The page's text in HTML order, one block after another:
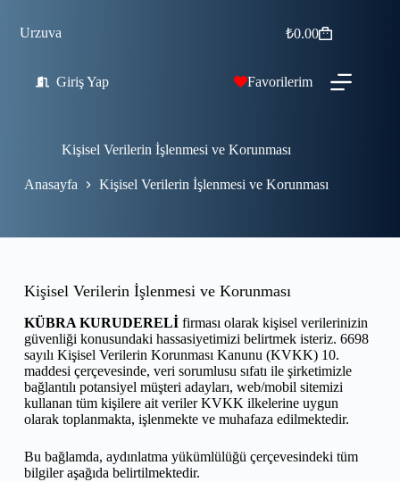
Urzuva ₺0.00
Giriş Yap Favorilerim
Kişisel Verilerin İşlenmesi ve Korunması
Anasayfa Kişisel Verilerin İşlenmesi ve Korunması
Kişisel Verilerin İşlenmesi ve Korunması
KÜBRA KURUDERELİfirması olarak kişisel verilerinizin
güvenliği konusundaki hassasiyetimizi belirtmek isteriz. 6698
sayılı Kişisel Verilerin Korunması Kanunu (KVKK) 10.
maddesi çerçevesinde, veri sorumlusu sıfatı ile şirketimizle
bağlantılı potansiyel müşteri adayları, web/mobil sitemizi
kullanan tüm kişilere ait veriler KVKK ilkelerine uygun
olarak toplanmakta, işlenmekte ve muhafaza edilmektedir.
Bu bağlamda, aydınlatma yükümlülüğü çerçevesindeki tüm
bilgiler aşağıda belirtilmektedir.